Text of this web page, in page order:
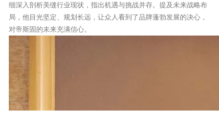
细深入剖析美缝行业现状，指出机遇与挑战并存。提及未来战略布
局，他目光坚定、规划长远，让众人看到了品牌蓬勃发展的决心，
对帝斯固的未来充满信心。